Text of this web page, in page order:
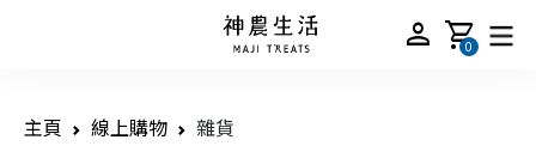
person shopping_cart
0
主頁 線上購物 雜貨